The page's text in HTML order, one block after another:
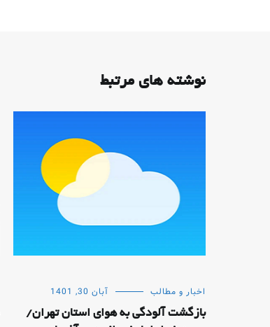
نوشته های مرتبط
اخبار و مطالب آبان 30, 1401
بازگشت آلودگی به هوای استان تهران/